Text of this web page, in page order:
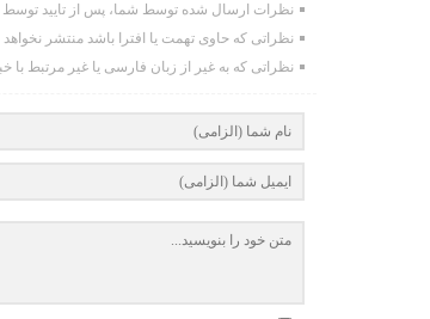
نظرات ارسال شده توسط شما، پس از تایید
نظراتی که حاوی تهمت یا افترا باشد منتشر
نظراتی که به غیر از زبان فارسی یا غیر مرتبط با